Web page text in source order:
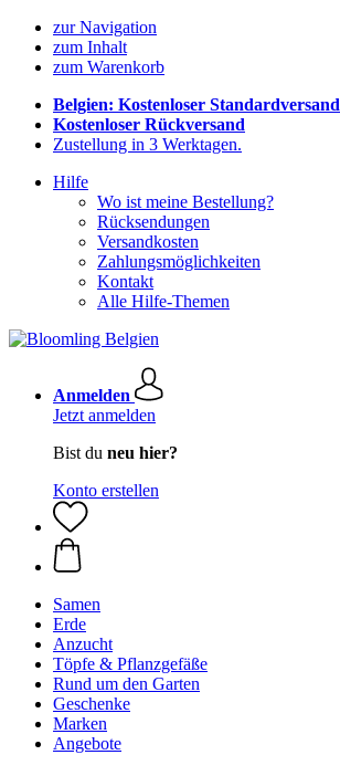
zur Navigation
zum Inhalt
zum Warenkorb
Belgien: Kostenloser Standardversand
Kostenloser Rückversand
Zustellung in 3 Werktagen.
Hilfe
Wo ist meine Bestellung?
Rücksendungen
Versandkosten
Zahlungsmöglichkeiten
Kontakt
Alle Hilfe-Themen
Anmelden
Jetzt anmelden
Bist du neu hier?
Konto erstellen
Samen
Erde
Anzucht
Töpfe & Pflanzgefäße
Rund um den Garten
Geschenke
Marken
Angebote